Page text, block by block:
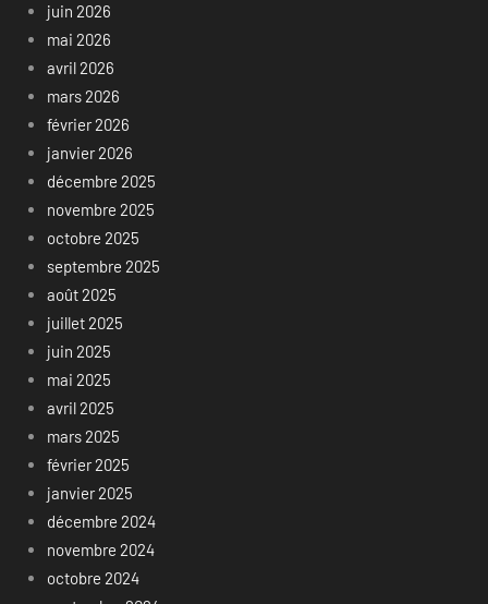
juin 2026
mai 2026
avril 2026
mars 2026
février 2026
janvier 2026
décembre 2025
novembre 2025
octobre 2025
septembre 2025
août 2025
juillet 2025
juin 2025
mai 2025
avril 2025
mars 2025
février 2025
janvier 2025
décembre 2024
novembre 2024
octobre 2024